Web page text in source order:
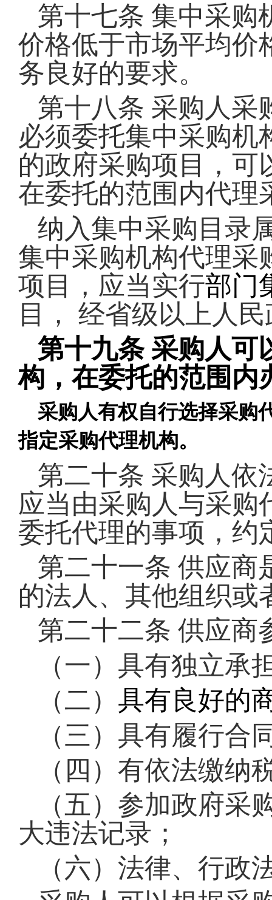
第十七条 集中采购
价格低于市场平均价
务良好的要求。
第十八条 采购人采
必须委托集中采购机
的政府采购项目，可
在委托的范围内代理
纳入集中采购目录
集中采购机构代理采
项目，应当实行部门
目，
经省级以上人
第十九条 采购人可
构，在委托的范围内
采购人有权自行选择采购
指定采购代理机构。
第二十条 采购人依
应当由采购人与采购
委托代理的事项，约
第二十一条 供应商
的法人、其他组织或
第二十二条 供应商
（一）具有独立承
（二） 具有良好的
（三）具有履行合
（四）有依法缴纳
（五）参加政府
大违法记录；
（六）法律、行政